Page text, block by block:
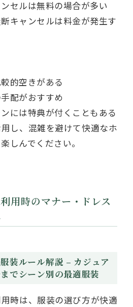
セルは無料の場合が多い
キャンセルは料金が発生す
的空きがある
配がおすすめ
には特典が付くこともある
し、混雑を避けて快適なホ
しんでください。
用時のマナー・ドレス
装ルール解説 – カジュア
でシーン別の最適服装
時は、服装の選び方が快適